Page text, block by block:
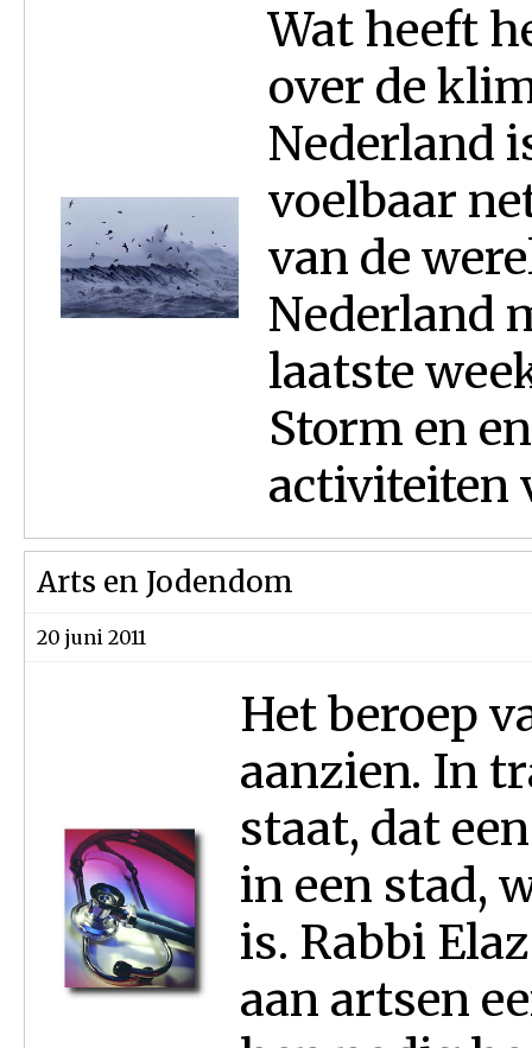
Wat heeft
over de
Nederland
voelbaar
van de
Nederland
laatste
Storm en
activiteiten
Arts en Jodendom
20 juni 2011
Het beroep
aanzien. In
staat, dat
in een stad,
is. Rabbi
aan artsen